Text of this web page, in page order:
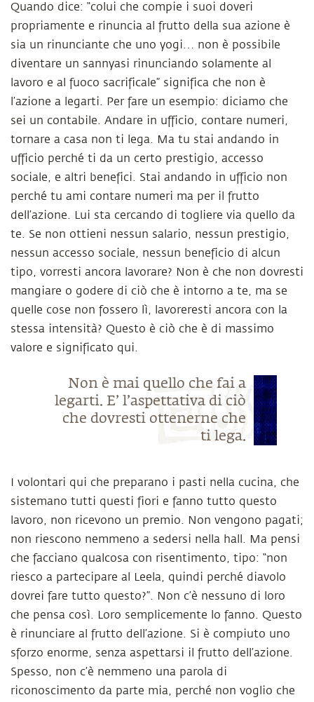
Quando dice: “colui che compie i suoi doveri
propriamente e rinuncia al frutto della sua azione è
sia un rinunciante che uno yogi… non è possibile
diventare un sannyasi rinunciando solamente al
lavoro e al fuoco sacrificale” significa che non è
l’azione a legarti. Per fare un esempio: diciamo che
sei un contabile. Andare in ufficio, contare numeri,
tornare a casa non ti lega. Ma tu stai andando in
ufficio perché ti da un certo prestigio, accesso
sociale, e altri benefici. Stai andando in ufficio non
perché tu ami contare numeri ma per il frutto
dell’azione. Lui sta cercando di togliere via quello da
te. Se non ottieni nessun salario, nessun prestigio,
nessun accesso sociale, nessun beneficio di alcun
tipo, vorresti ancora lavorare? Non è che non dovresti
mangiare o godere di ciò che è intorno a te, ma se
quelle cose non fossero lì, lavoreresti ancora con la
stessa intensità? Questo è ciò che è di massimo
valore e significato qui.
Non è mai quello che fai a
legarti. E’ l’aspettativa di ciò
che dovresti ottenerne che
ti lega.
I volontari qui che preparano i pasti nella cucina, che
sistemano tutti questi fiori e fanno tutto questo
lavoro, non ricevono un premio. Non vengono pagati;
non riescono nemmeno a sedersi nella hall. Ma pensi
che facciano qualcosa con risentimento, tipo: “non
riesco a partecipare al Leela, quindi perché diavolo
dovrei fare tutto questo?”. Non c’è nessuno di loro
che pensa così. Loro semplicemente lo fanno. Questo
è rinunciare al frutto dell’azione. Si è compiuto uno
sforzo enorme, senza aspettarsi il frutto dell’azione.
Spesso, non c’è nemmeno una parola di
riconoscimento da parte mia, perché non voglio che